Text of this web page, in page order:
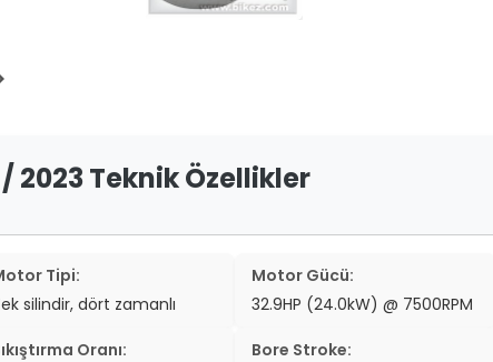
2023 Teknik Özellikler
Tipi:
silindir, dört zamanlı
Motor Gücü:
32.9HP (24.0kW) @ 7500RPM
Oranı:
Bore Stroke: